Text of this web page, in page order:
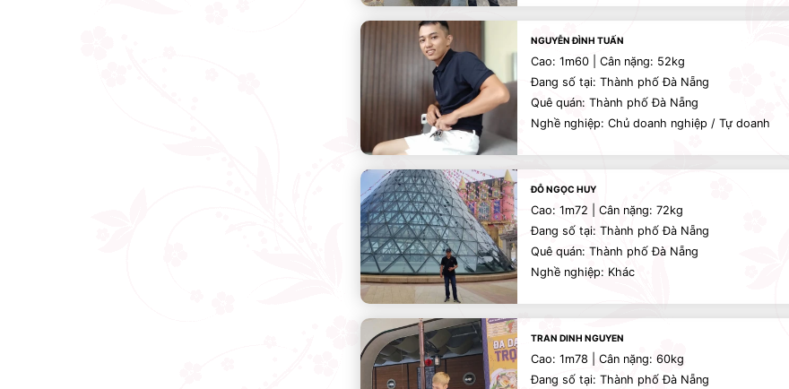
NGUYỄN ĐÌNH TUẤN
Cao: 1m60 | Cân nặng: 52kg
Đang số tại: Thành phố Đà Nẵng
Quê quán: Thành phố Đà Nẵng
Nghề nghiệp: Chủ doanh nghiệp / Tự doanh
ĐỖ NGỌC HUY
Cao: 1m72 | Cân nặng: 72kg
Đang số tại: Thành phố Đà Nẵng
Quê quán: Thành phố Đà Nẵng
Nghề nghiệp: Khác
TRAN DINH NGUYEN
Cao: 1m78 | Cân nặng: 60kg
Đang số tại: Thành phố Đà Nẵng